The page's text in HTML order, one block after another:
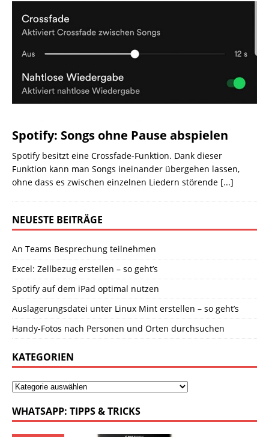
Spotify: Songs ohne Pause abspielen
Spotify besitzt eine Crossfade-Funktion. Dank dieser
Funktion kann man Songs ineinander übergehen lassen,
ohne dass es zwischen einzelnen Liedern störende [...]
NEUESTE BEITRÄGE
An Teams Besprechung teilnehmen
Excel: Zellbezug erstellen – so geht’s
Spotify auf dem iPad optimal nutzen
Auslagerungsdatei unter Linux Mint erstellen – so geht’s
Handy-Fotos nach Personen und Orten durchsuchen
KATEGORIEN
WHATSAPP: TIPPS & TRICKS